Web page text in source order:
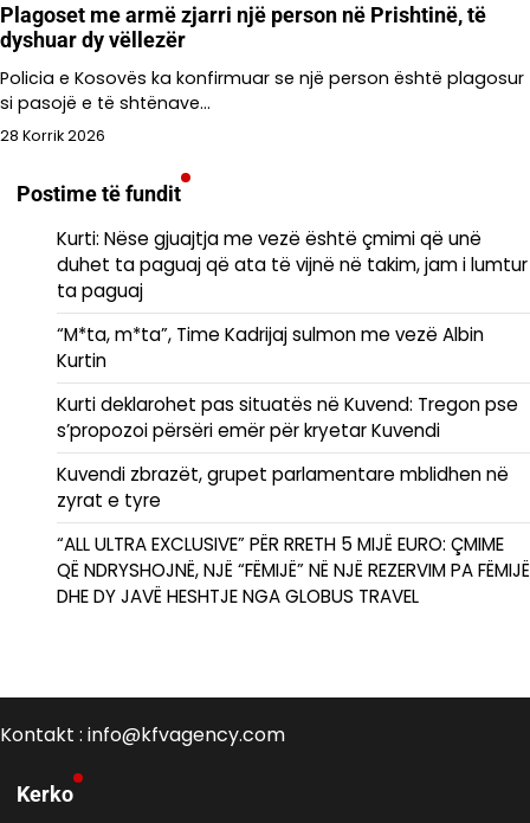
Plagoset me armë zjarri një person në Prishtinë, të
dyshuar dy vëllezër
Policia e Kosovës ka konfirmuar se një person është plagosur
si pasojë e të shtënave…
28 Korrik 2026
Postime të fundit
Kurti: Nëse gjuajtja me vezë është çmimi që unë
duhet ta paguaj që ata të vijnë në takim, jam i lumtur
ta paguaj
“M*ta, m*ta”, Time Kadrijaj sulmon me vezë Albin
Kurtin
Kurti deklarohet pas situatës në Kuvend: Tregon pse
s’propozoi përsëri emër për kryetar Kuvendi
Kuvendi zbrazët, grupet parlamentare mblidhen në
zyrat e tyre
“ALL ULTRA EXCLUSIVE” PËR RRETH 5 MIJË EURO: ÇMIME
QË NDRYSHOJNË, NJË “FËMIJË” NË NJË REZERVIM PA FËMIJË
DHE DY JAVË HESHTJE NGA GLOBUS TRAVEL
Kontakt : info@kfvagency.com
Kerko